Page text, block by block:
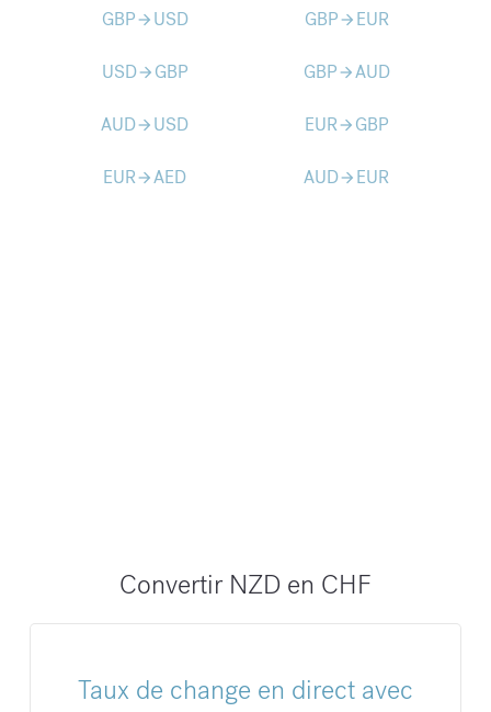
GBParrow_forward USD GBParrow_forward EUR
USDarrow_forward GBP GBParrow_forwardAUD
AUDarrow_forward USD EURarrow_forward GBP
EURarrow_forwardAED AUDarrow_forward EUR
Convertir NZD en CHF
Taux de change en direct avec